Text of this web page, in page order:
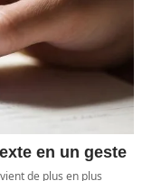
en un geste
de plus en plus